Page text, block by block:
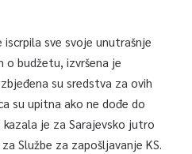
iscrpila sve svoje unutrašnje
o budžetu, izvršena je
su sredstva za ovih
su upitna ako ne dođe do
je za Sarajevsko jutro
Službe za zapošljavanje KS.